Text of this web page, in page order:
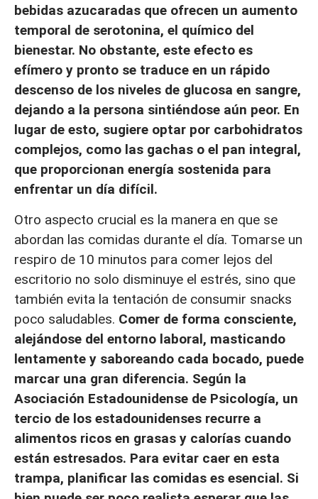
bebidas azucaradas que ofrecen un aumento
temporal de serotonina, el químico del
bienestar. No obstante, este efecto es
efímero y pronto se traduce en un rápido
descenso de los niveles de glucosa en sangre,
dejando a la persona sintiéndose aún peor. En
lugar de esto, sugiere optar por carbohidratos
complejos, como las gachas o el pan integral,
que proporcionan energía sostenida para
enfrentar un día difícil.
Otro aspecto crucial es la manera en que se
abordan las comidas durante el día. Tomarse un
respiro de 10 minutos para comer lejos del
escritorio no solo disminuye el estrés, sino que
también evita la tentación de consumir snacks
poco saludables. Comer de forma consciente,
alejándose del entorno laboral, masticando
lentamente y saboreando cada bocado, puede
marcar una gran diferencia. Según la
Asociación Estadounidense de Psicología, un
tercio de los estadounidenses recurre a
alimentos ricos en grasas y calorías cuando
están estresados. Para evitar caer en esta
trampa, planificar las comidas es esencial. Si